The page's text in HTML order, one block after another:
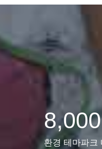
환경 테마파크